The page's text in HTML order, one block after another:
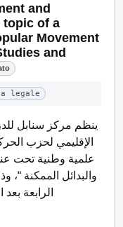
and
topic of a
Movement
and
legale
ينظم مركز سنابل
الإقليمي لحزب
علمية وطنية تحت
الرابعة